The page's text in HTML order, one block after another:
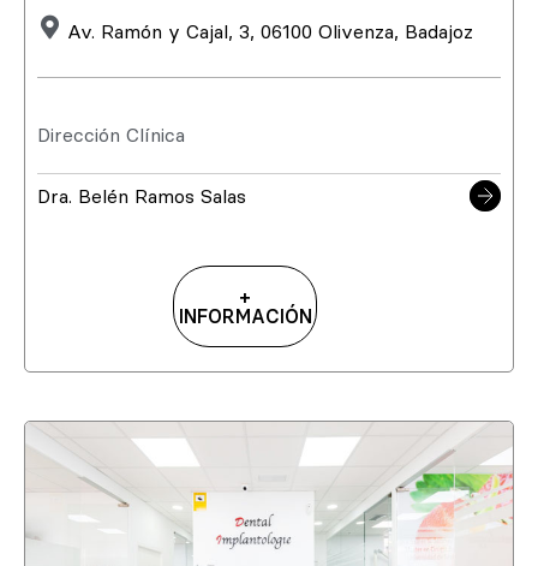
Av. Ramón y Cajal, 3, 06100 Olivenza, Badajoz
Dirección Clínica
Dra. Belén Ramos Salas
+
INFORMACIÓN